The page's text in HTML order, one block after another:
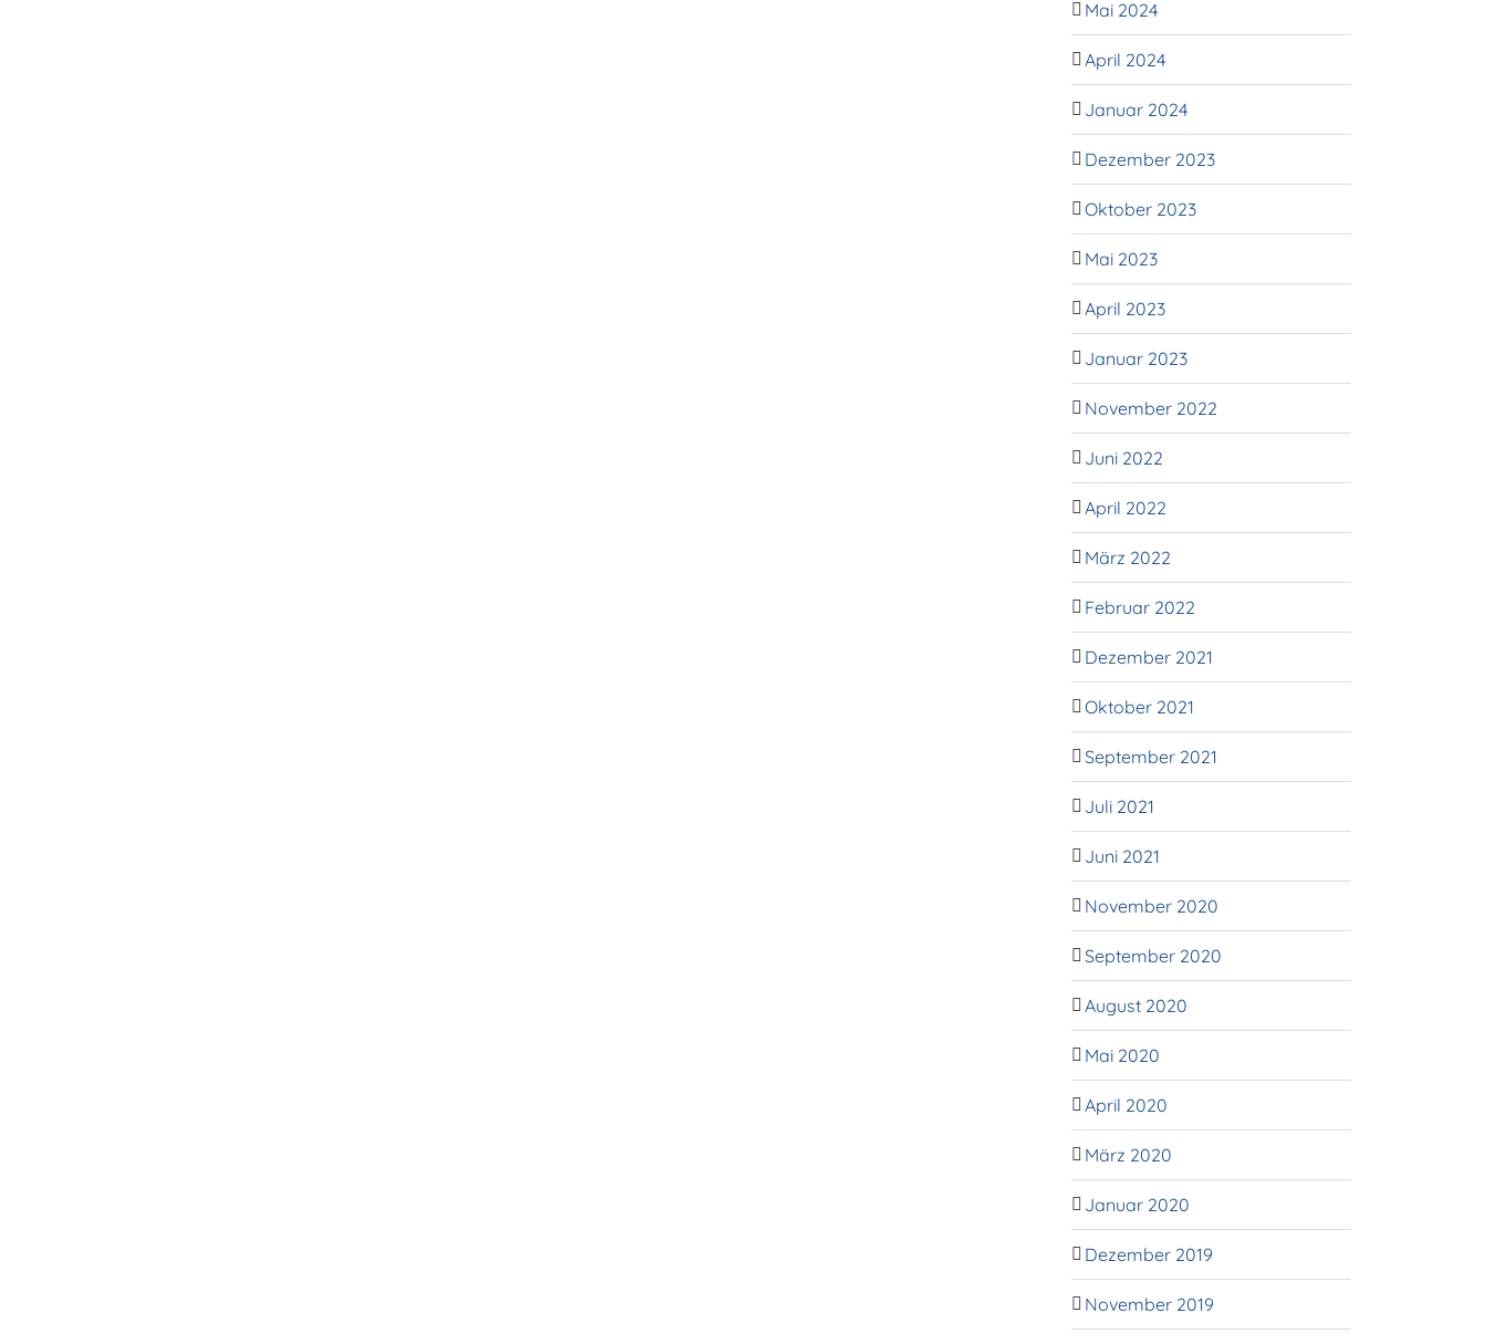
Mai 2024
April 2024
Januar 2024
Dezember 2023
Oktober 2023
Mai 2023
April 2023
Januar 2023
November 2022
Juni 2022
April 2022
März 2022
Februar 2022
Dezember 2021
Oktober 2021
September 2021
Juli 2021
Juni 2021
November 2020
September 2020
August 2020
Mai 2020
April 2020
März 2020
Januar 2020
Dezember 2019
November 2019